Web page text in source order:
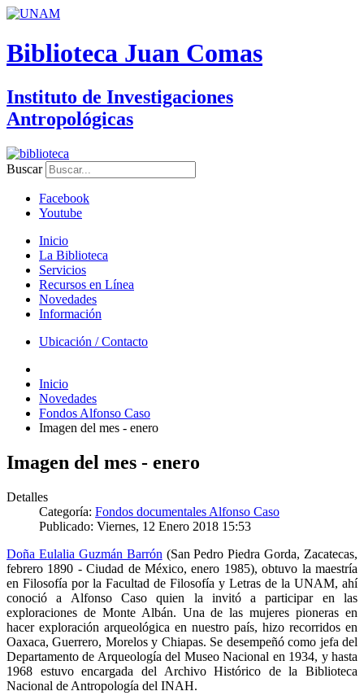
Biblioteca Juan Comas
Instituto de Investigaciones
Antropológicas
Buscar
Facebook
Youtube
Inicio
La Biblioteca
Servicios
Recursos en Línea
Novedades
Información
Ubicación / Contacto
Inicio
Novedades
Fondos Alfonso Caso
Imagen del mes - enero
Imagen del mes - enero
Detalles
Categoría: Fondos documentales Alfonso Caso
Publicado: Viernes, 12 Enero 2018 15:53
Doña Eulalia Guzmán Barrón (San Pedro Piedra Gorda, Zacatecas,
febrero 1890 - Ciudad de México, enero 1985), obtuvo la maestría
en Filosofía por la Facultad de Filosofía y Letras de la UNAM, ahí
conoció a Alfonso Caso quien la invitó a participar en las
exploraciones de Monte Albán. Una de las mujeres pioneras en
hacer exploración arqueológica en nuestro país, hizo recorridos en
Oaxaca, Guerrero, Morelos y Chiapas. Se desempeñó como jefa del
Departamento de Arqueología del Museo Nacional en 1934, y hasta
1968 estuvo encargada del Archivo Histórico de la Biblioteca
Nacional de Antropología del INAH.